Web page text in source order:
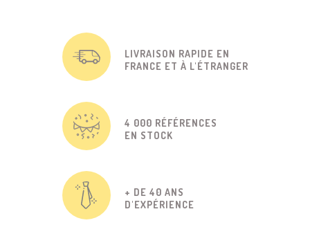
LIVRAISON RAPIDE EN
FRANCE ET À L'ÉTRANGER
4 000 RÉFÉRENCES
EN STOCK
+ DE 40 ANS
D'EXPÉRIENCE